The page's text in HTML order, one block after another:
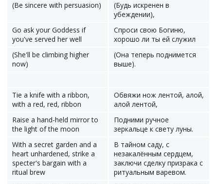
(Be sincere with persuasion)
(Будь искренен в
убеждении),
Go ask your Goddess if
you've served her well
Спроси свою Богиню,
хорошо ли ты ей служил
(She'll be climbing higher
now)
(Она теперь поднимется
выше).
Tie a knife with a ribbon,
with a red, red, ribbon
Обвяжи нож лентой, алой,
алой лентой,
Raise a hand-held mirror to
the light of the moon
Подними ручное
зеркальце к свету луны.
With a secret garden and a
heart unhardened, strike a
specter's bargain with a
ritual brew
В тайном саду, с
незакалённым сердцем,
заключи сделку призрака с
ритуальным варевом.